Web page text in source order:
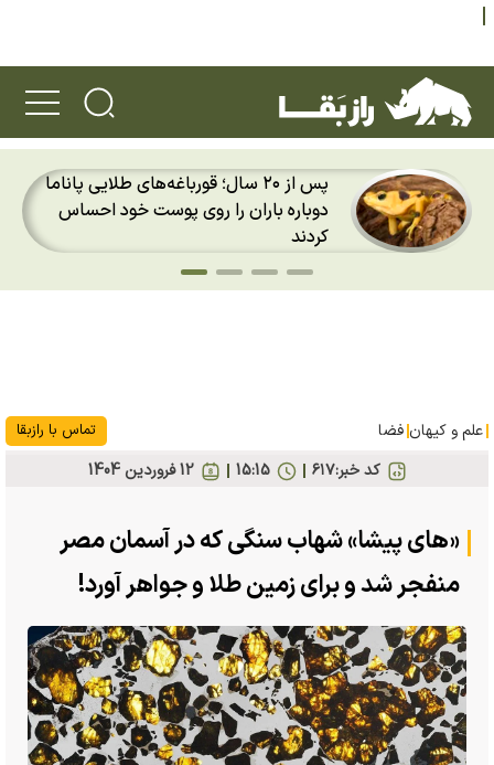
پس از ۲۰ سال؛ قورباغه‌های طلایی پاناما
دوباره باران را روی پوست خود احساس
کردند
علم و کیهان فضا تماس با رازبقا
کد خبر:۶۱۷ 12 فروردين 1404 15:15
«های پیشا» شهاب سنگی که در آسمان مصر
منفجر شد و برای زمین طلا و جواهر آورد!